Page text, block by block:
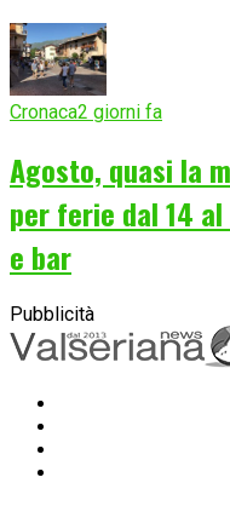
Cronaca2 giorni fa
Agosto, quasi la
per ferie dal 14
e bar
Pubblicità